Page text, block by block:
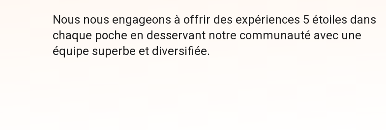
Nous nous engageons à offrir des expériences 5 étoiles dans
chaque poche en desservant notre communauté avec une
équipe superbe et diversifiée.